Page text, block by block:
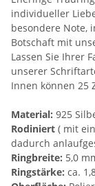
individueller
besondere Note,
Botschaft mit
Lassen Sie Ihrer
unserer
Innen können 25
Material: 925
Rodiniert ( mit
dadurch
Ringbreite: 5,0
Ringstärke: ca.